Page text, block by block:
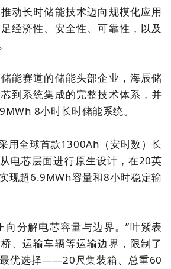
动长时储能技术迈向规模化应用
经济性、安全性、可靠性，以及
能赛道的储能头部企业，海辰储
到系统集成的完整技术体系，并
8小时长时储能系统。
用全球首款1300Ah（安时数）长
电芯层面进行原生设计，在20英
现超6.9MWh容量和8小时稳定输
向分解电芯容量与边界。”叶紫表
、运输车辆等运输边界，限制了
优选择——20尺集装箱、总重60